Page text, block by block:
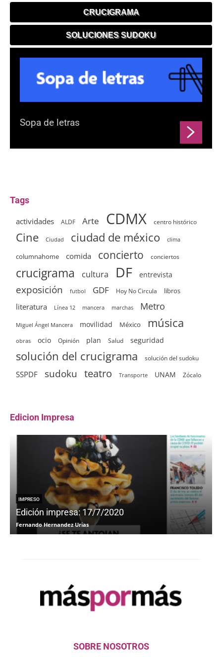
CRUCIGRAMA
SOLUCIONES SUDOKU
Sopa de letras
Tags
actividades ALDF Arte CDMX centro histórico
Cine Ciudad ciudad de méxico clima
columnahome comida concierto conciertos
crucigrama cultura DF entrevista
exposición futbol GDF Hoy No Circula libros
literatura Línea 12 mancera marchas Metro
Miguel Ángel Mancera movilidad México música
obras ocio Opinión plan Salud seguridad
solución del crucigrama solución del sudoku
SSPDF sudoku teatro Transporte UNAM Zócalo
Edicion Impresa
IMPRESO
Edición impresa: 17/7/2020
Fernando Hernandez Urias
SOBRE NOSOTROS